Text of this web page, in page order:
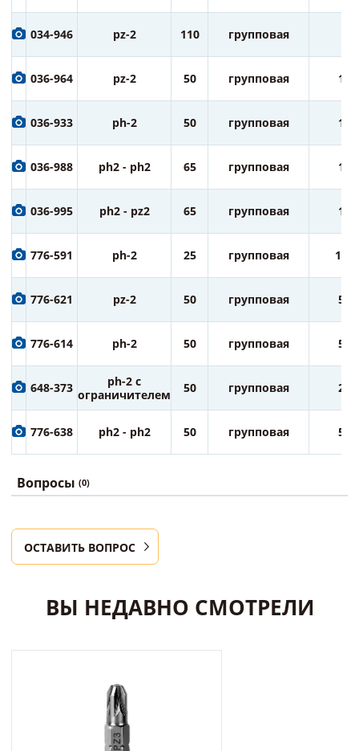
034-946 pz-2 110 групповая
036-964 pz-2 50 групповая 10
036-933 ph-2 50 групповая 10
036-988 ph2 - ph2 65 групповая 10
036-995 ph2 - pz2 65 групповая 10
776-591 ph-2 25 групповая 100
776-621 pz-2 50 групповая 50
776-614 ph-2 50 групповая 50
648-373
ph-2 с
ограничителем
50 групповая 25
776-638 ph2 - ph2 50 групповая 50
Вопросы (0)
ОСТАВИТЬ ВОПРОС
ВЫ НЕДАВНО СМОТРЕЛИ